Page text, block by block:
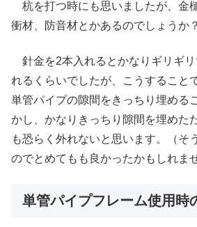
杭を打つ時にも思いましたが、金
衝材、防音材とかあるのでしょうか？
針金を2本入れるとかなりギリギリ
れるくらいでしたが、こうすること
単管パイプの隙間をきっちり埋める
かし、かなりきっちり隙間を埋めた
も恐らく外れないと思います。（そ
のでとめてもも良かったかもしれま
単管パイプフレーム使用時